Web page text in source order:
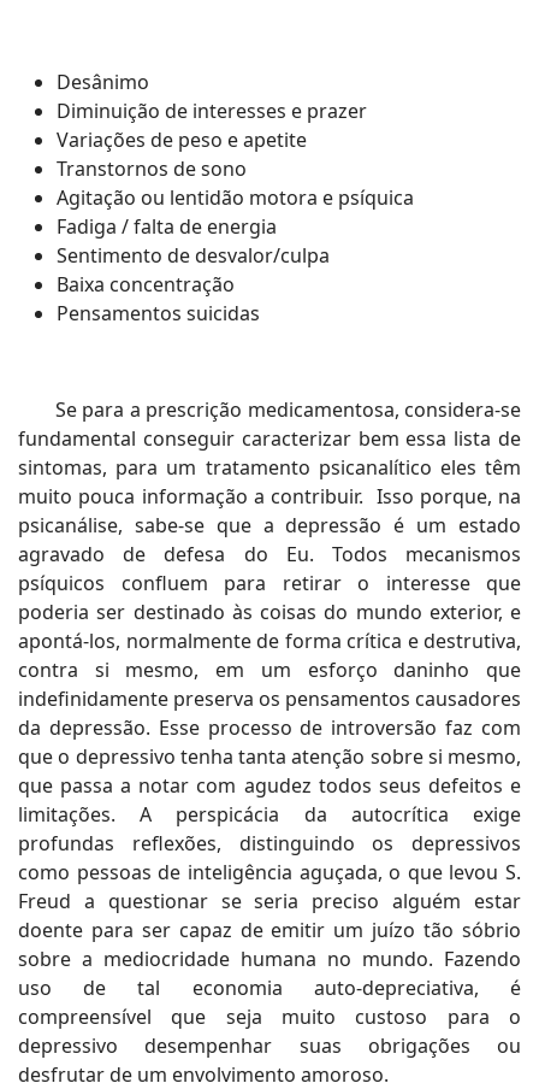
Desânimo
Diminuição de interesses e prazer
Variações de peso e apetite
Transtornos de sono
Agitação ou lentidão motora e psíquica
Fadiga / falta de energia
Sentimento de desvalor/culpa
Baixa concentração
Pensamentos suicidas
Se para a prescrição medicamentosa, considera-se
fundamental conseguir caracterizar bem essa lista de
sintomas, para um tratamento psicanalítico eles têm
muito pouca informação a contribuir. Isso porque, na
psicanálise, sabe-se que a depressão é um estado
agravado de defesa do Eu. Todos mecanismos
psíquicos confluem para retirar o interesse que
poderia ser destinado às coisas do mundo exterior, e
apontá-los, normalmente de forma crítica e destrutiva,
contra si mesmo, em um esforço daninho que
indefinidamente preserva os pensamentos causadores
da depressão. Esse processo de introversão faz com
que o depressivo tenha tanta atenção sobre si mesmo,
que passa a notar com agudez todos seus defeitos e
limitações. A perspicácia da autocrítica exige
profundas reflexões, distinguindo os depressivos
como pessoas de inteligência aguçada, o que levou S.
Freud a questionar se seria preciso alguém estar
doente para ser capaz de emitir um juízo tão sóbrio
sobre a mediocridade humana no mundo. Fazendo
uso de tal economia auto-depreciativa, é
compreensível que seja muito custoso para o
depressivo desempenhar suas obrigações ou
desfrutar de um envolvimento amoroso.